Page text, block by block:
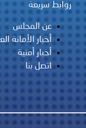
سريعة
عن المجلس
أخبار الأمانة العامة
أخبار أمنية
اتصل بنا